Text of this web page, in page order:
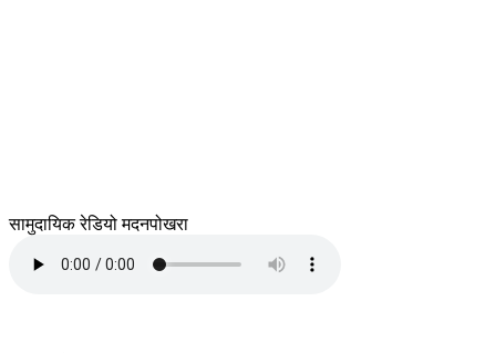
सामुदायिक रेडियो मदनपोखरा